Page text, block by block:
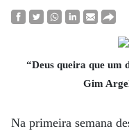
“Deus queira que um
Gim
Na primeira semana